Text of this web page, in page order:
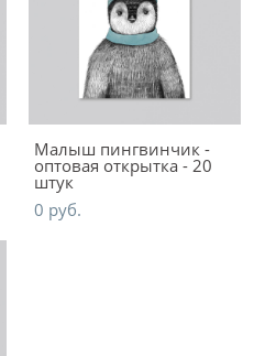
Малыш пингвинчик -
оптовая открытка - 20
штук
0 pуб.